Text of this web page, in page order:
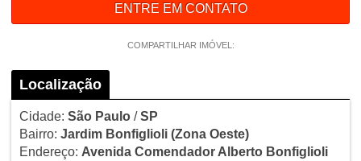
ENTRE EM CONTATO
COMPARTILHAR IMÓVEL:
Localização
Cidade: São Paulo/SP
Bairro: Jardim Bonfiglioli (Zona Oeste)
Endereço: Avenida Comendador Alberto Bonfiglioli